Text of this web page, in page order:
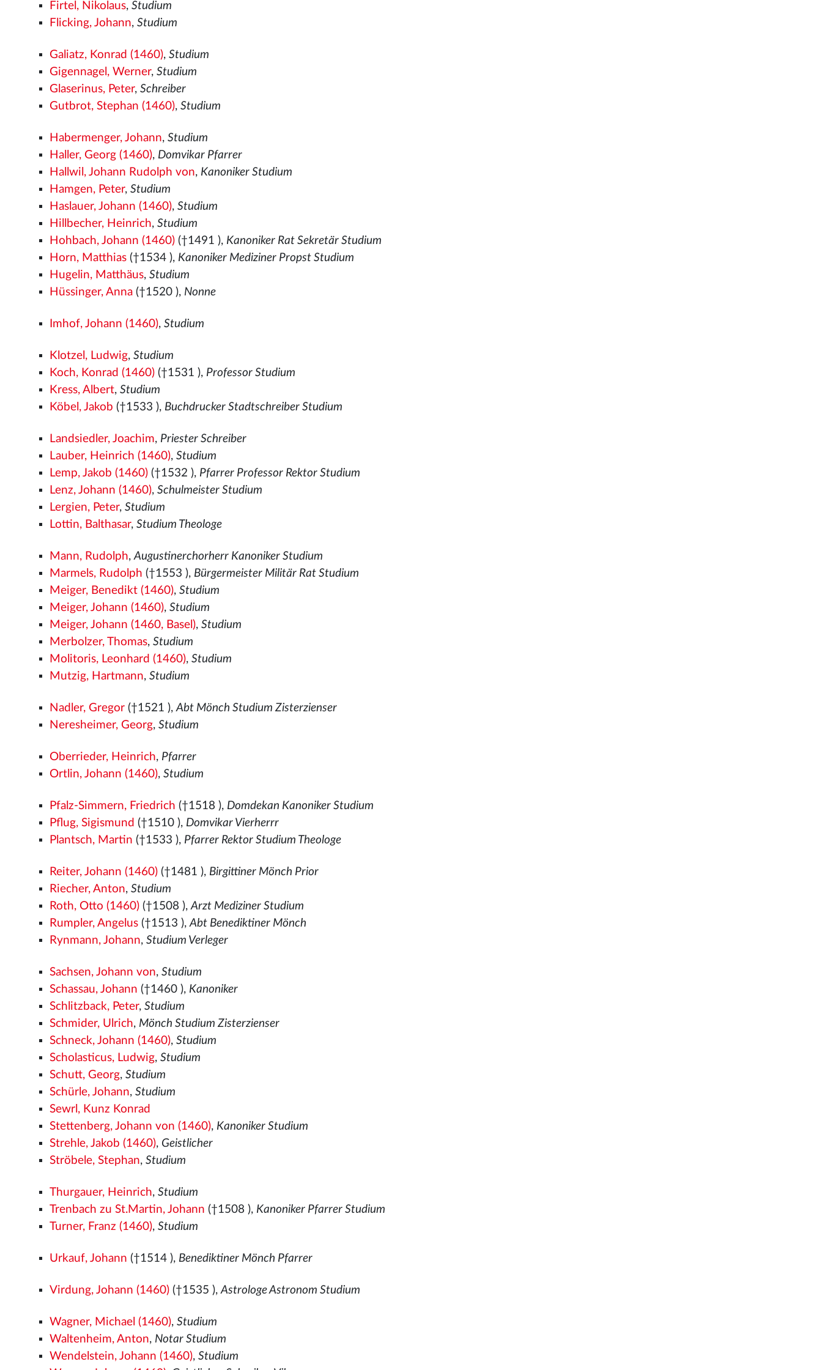
Firtel, Nikolaus,Studium
Flicking, Johann,Studium
Galiatz, Konrad (1460),Studium
Gigennagel, Werner,Studium
Glaserinus, Peter,Schreiber
Gutbrot, Stephan (1460),Studium
Habermenger, Johann,Studium
Haller, Georg (1460), Domvikar Pfarrer
Hallwil, Johann Rudolph von, Kanoniker Studium
Hamgen, Peter,Studium
Haslauer, Johann (1460),Studium
Hillbecher, Heinrich,Studium
Hohbach, Johann (1460) (†1491 ), Kanoniker Rat Sekretär Studium
Horn, Matthias (†1534 ), Kanoniker Mediziner Propst Studium
Hugelin, Matthäus,Studium
Hüssinger, Anna (†1520 ), Nonne
Imhof, Johann (1460),Studium
Klotzel, Ludwig,Studium
Koch, Konrad (1460) (†1531 ), Professor Studium
Kress, Albert,Studium
Köbel, Jakob (†1533 ), Buchdrucker Stadtschreiber Studium
Landsiedler, Joachim, Priester Schreiber
Lauber, Heinrich (1460),Studium
Lemp, Jakob (1460) (†1532 ), Pfarrer Professor Rektor Studium
Lenz, Johann (1460),Schulmeister Studium
Lergien, Peter,Studium
Lottin, Balthasar,Studium Theologe
Mann, Rudolph,Augustinerchorherr Kanoniker Studium
Marmels, Rudolph (†1553 ), Bürgermeister Militär Rat Studium
Meiger, Benedikt (1460),Studium
Meiger, Johann (1460),Studium
Meiger, Johann (1460, Basel),Studium
Merbolzer, Thomas,Studium
Molitoris, Leonhard (1460),Studium
Mutzig, Hartmann,Studium
Nadler, Gregor (†1521 ),Abt Mönch Studium Zisterzienser
Neresheimer, Georg,Studium
Oberrieder, Heinrich, Pfarrer
Ortlin, Johann (1460),Studium
Pfalz-Simmern, Friedrich (†1518 ), Domdekan Kanoniker Studium
Pflug, Sigismund (†1510 ), Domvikar Vierherrr
Plantsch, Martin (†1533 ), Pfarrer Rektor Studium Theologe
Reiter, Johann (1460) (†1481 ), Birgittiner Mönch Prior
Riecher, Anton,Studium
Roth, Otto (1460) (†1508 ),Arzt Mediziner Studium
Rumpler, Angelus (†1513 ),Abt Benediktiner Mönch
Rynmann, Johann,Studium Verleger
Sachsen, Johann von,Studium
Schassau, Johann (†1460 ), Kanoniker
Schlitzback, Peter,Studium
Schmider, Ulrich, Mönch Studium Zisterzienser
Schneck, Johann (1460),Studium
Scholasticus, Ludwig,Studium
Schutt, Georg,Studium
Schürle, Johann,Studium
Sewrl, Kunz Konrad
Stettenberg, Johann von (1460), Kanoniker Studium
Strehle, Jakob (1460), Geistlicher
Ströbele, Stephan,Studium
Thurgauer, Heinrich,Studium
Trenbach zu St.Martin, Johann (†1508 ), Kanoniker Pfarrer Studium
Turner, Franz (1460),Studium
Urkauf, Johann (†1514 ), Benediktiner Mönch Pfarrer
Virdung, Johann (1460) (†1535 ),Astrologe Astronom Studium
Wagner, Michael (1460),Studium
Waltenheim, Anton, Notar Studium
Wendelstein, Johann (1460),Studium